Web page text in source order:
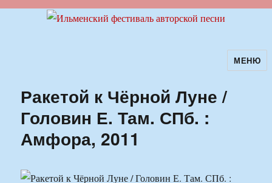
Ильменский фестиваль авторскойМЕНЮ
Ракетой к Чёрной Луне /
Головин Е. Там. СПб. :
Амфора, 2011